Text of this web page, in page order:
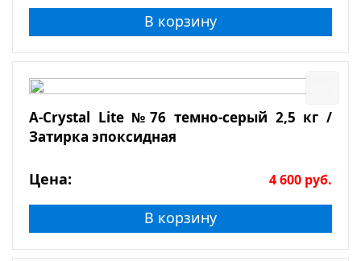
В корзину
A-Crystal Lite №76 темно-серый 2,5 кг /
Затирка эпоксидная
Цена: 4 600 руб.
В корзину